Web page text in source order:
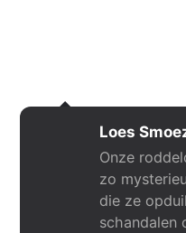
Loes
Onze
zo
die ze
schandalen